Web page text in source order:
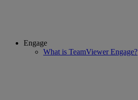
Engage
What is TeamViewer Engage?